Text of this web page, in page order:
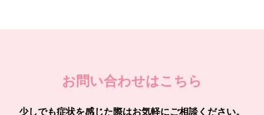
お問い合わせはこちら
少しでも症状を感じた際はお気軽にご相談ください。